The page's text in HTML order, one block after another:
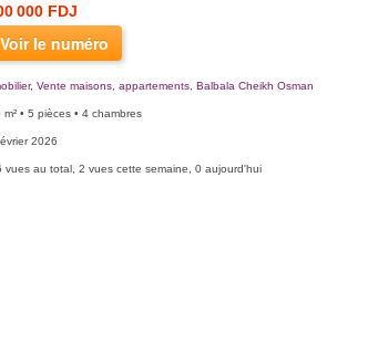
000 FDJ
Voir le numéro
, Vente maisons, appartements Balbala Cheikh Osman
m² • 5 pièces • 4 chambres
2026
vues au total, 2 vues cette semaine, 0 aujourd'hui